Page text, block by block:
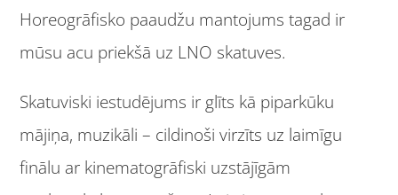
Horeogrāfisko paaudžu mantojums tagad ir
mūsu acu priekšā uz LNO skatuves.
Skatuviski iestudējums ir glīts kā piparkūku
mājiņa, muzikāli – cildinoši virzīts uz laimīgu
finālu ar kinematogrāfiski uzstājīgām